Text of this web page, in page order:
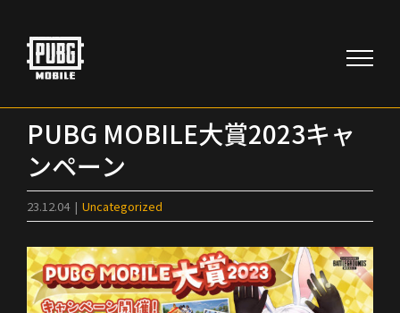
content
PUBG MOBILE大賞2023キャ
ンペーン
23.12.04 | Uncategorized